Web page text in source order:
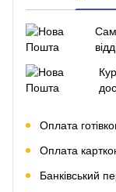
Оплата
Оплата
Банківський